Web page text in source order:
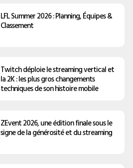
LFL Summer 2026 : Planning, Équipes &
Classement
Twitch déploie le streaming vertical et
la 2K : les plus gros changements
techniques de son histoire mobile
ZEvent 2026, une édition finale sous le
signe de la générosité et du streaming